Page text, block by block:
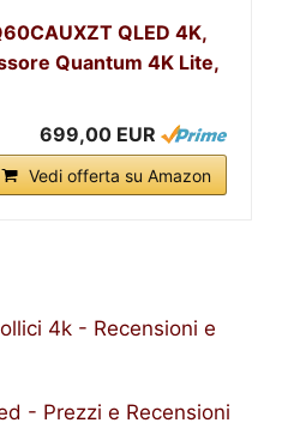
QLED 4K,
Quantum 4K Lite,
699,00 EUR
Vedi offerta su Amazon
4k - Recensioni e
- Prezzi e Recensioni